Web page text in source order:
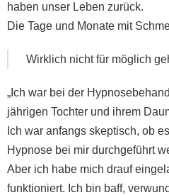
haben unser Leben zurück.
Die Tage und Monate mit
Wirklich nicht für möglich
„Ich war bei der
jährigen Tochter und ihrem
Ich war anfangs skeptisch, ob
Hypnose bei mir durchgeführt
Aber ich habe mich drauf
funktioniert. Ich bin baff,